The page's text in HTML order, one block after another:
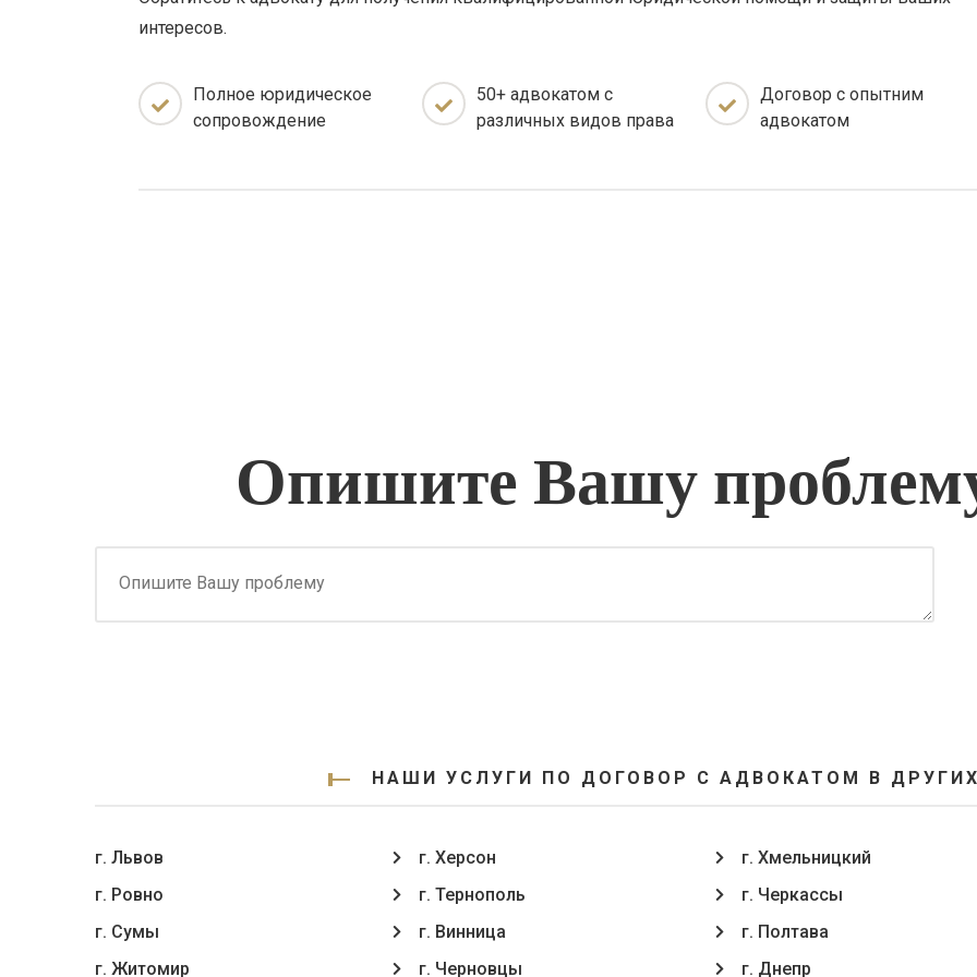
интересов.
Полное юридическое
сопровождение
50+ адвокатом с
различных видов права
Договор с опытним
адвокатом
Опишите Вашу
НАШИ УСЛУГИ ПО ДОГОВОР С АДВОКАТОМ В
г. Львов
г. Ровно
г. Сумы
г. Житомир
г. Херсон
г. Тернополь
г. Винница
г. Чернoвцы
г. Хмельницкий
г. Черкассы
г. Полтава
г. Днепр